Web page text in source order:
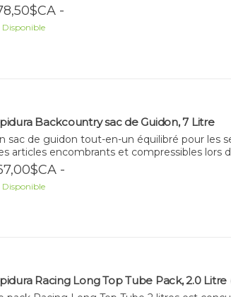
-
Disponible
Backcountry sac de Guidon, 7 Litre
sac de guidon tout-en-un équilibré pour les
articles encombrants et compressibles lors
-
Disponible
Racing Long Top Tube Pack, 2.0 Litre